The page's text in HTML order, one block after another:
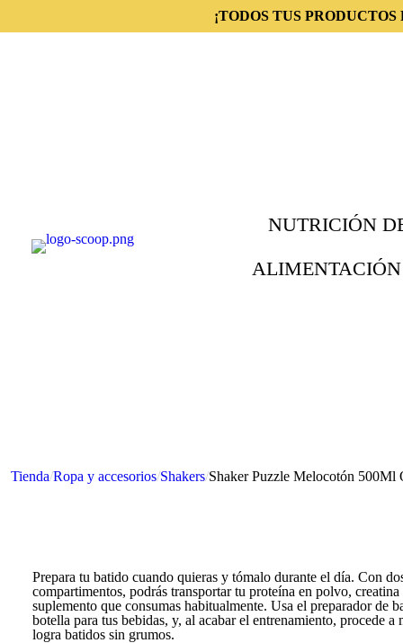
¡TODOS TUS
NUTRICIÓN
Tienda/Ropa y accesorios/Shakers/Shaker Puzzle Melocotón 500Ml
Prepara tu batido cuando quieras y tómalo durante el día. Con
compartimentos, podrás transportar tu proteína en polvo, creatina
suplemento que consumas habitualmente. Usa el preparador de
botella para tus bebidas, y, al acabar el entrenamiento, procede a
logra batidos sin grumos.